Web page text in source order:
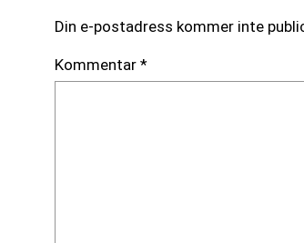
Din e-postadress kommer inte
Kommentar *